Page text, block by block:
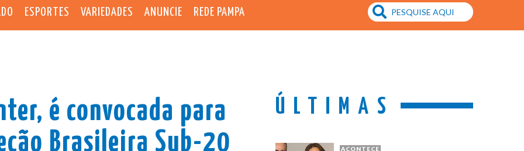
ESPORTES VARIEDADES ANUNCIE REDE PAMPA
é convocada para
Brasileira Sub-20
ÚLTIMAS
ACONTECE